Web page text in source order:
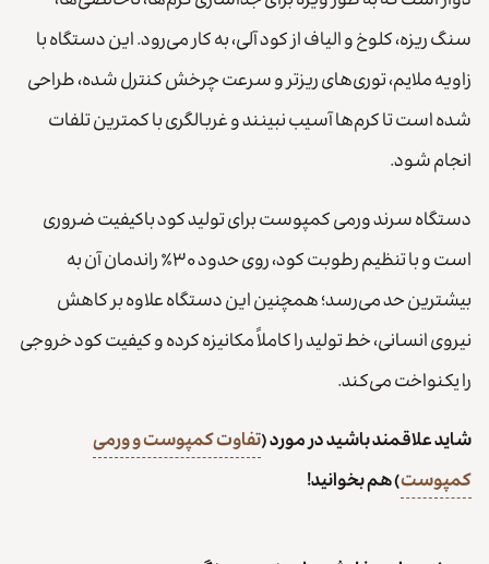
سنگ ریزه، کلوخ و الیاف از کود آلی، به کار می‌رود. این دستگاه با
زاویه ملایم، توری‌های ریزتر و سرعت چرخش کنترل شده، طراحی
شده است تا کرم‌ها آسیب نبینند و غربالگری با کمترین تلفات
انجام شود.
دستگاه سرند ورمی کمپوست برای تولید کود باکیفیت ضروری
است و با تنظیم رطوبت کود، روی حدود ۳۰٪ راندمان آن به
بیشترین حد می‌رسد؛ همچنین این دستگاه علاوه بر کاهش
نیروی انسانی، خط تولید را کاملاً مکانیزه کرده و کیفیت کود خروجی
را یکنواخت می‌کند.
شاید علاقمند باشید در مورد (تفاوت کمپوست و ورمی
کمپوست) هم بخوانید!